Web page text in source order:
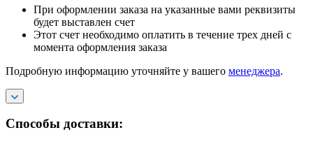
При оформлении заказа на указанные вами реквизиты
будет выставлен счет
Этот счет необходимо оплатить в течение трех дней с
момента оформления заказа
Подробную информацию уточняйте у вашего менеджера.
Способы доставки: